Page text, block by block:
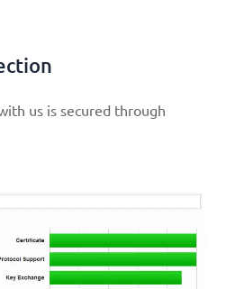
us is secured through